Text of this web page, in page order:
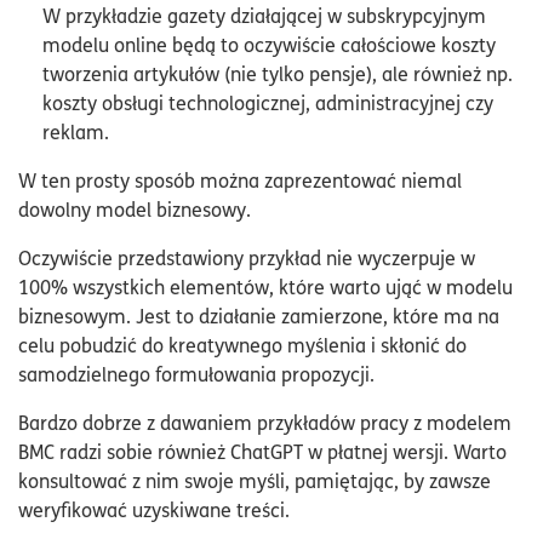
W przykładzie gazety działającej w subskrypcyjnym
modelu online będą to oczywiście całościowe koszty
tworzenia artykułów (nie tylko pensje), ale również np.
koszty obsługi technologicznej, administracyjnej czy
reklam.
W ten prosty sposób można zaprezentować niemal
dowolny model biznesowy.
Oczywiście przedstawiony przykład nie wyczerpuje w
100% wszystkich elementów, które warto ująć w modelu
biznesowym. Jest to działanie zamierzone, które ma na
celu pobudzić do kreatywnego myślenia i skłonić do
samodzielnego formułowania propozycji.
Bardzo dobrze z dawaniem przykładów pracy z modelem
BMC radzi sobie również ChatGPT w płatnej wersji. Warto
konsultować z nim swoje myśli, pamiętając, by zawsze
weryfikować uzyskiwane treści.